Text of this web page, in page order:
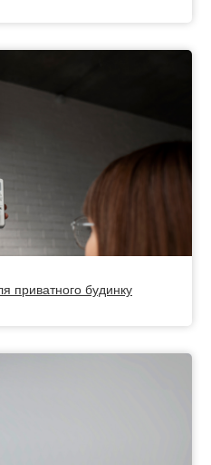
приватного будинку